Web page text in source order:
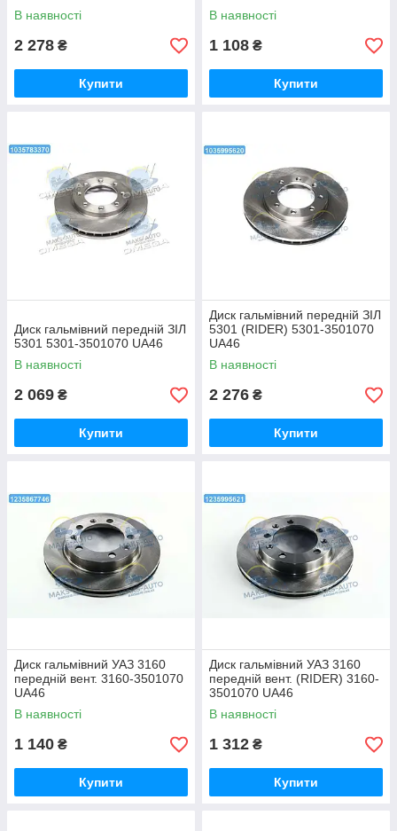
В наявності
2 278 ₴
Купити
В наявності
1 108 ₴
Купити
Диск гальмівний передній ЗІЛ
5301 5301-3501070 UA46
В наявності
2 069 ₴
Купити
Диск гальмівний передній ЗІЛ
5301 (RIDER) 5301-3501070
UA46
В наявності
2 276 ₴
Купити
Диск гальмівний УАЗ 3160
передній вент. 3160-3501070
UA46
В наявності
1 140 ₴
Купити
Диск гальмівний УАЗ 3160
передній вент. (RIDER) 3160-
3501070 UA46
В наявності
1 312 ₴
Купити